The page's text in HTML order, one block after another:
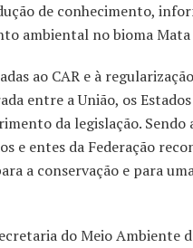
de conhecimento,
ambiental no bioma
ao CAR e à
entre a União, os
da legislação. Sendo
e entes da Federação
a conservação e para
do Meio Ambiente